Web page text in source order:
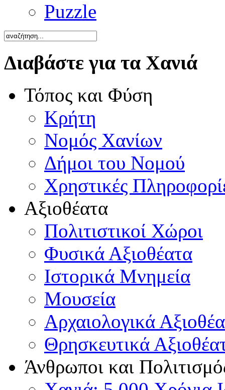
Puzzle
Διαβάστε για τα Χανιά
Τόπος και Φύση
Κρήτη
Νομός Χανίων
Δήμοι του Νομού
Χρηστικές
Αξιοθέατα
Πολιτιστικοί Χώροι
Φυσικά Αξιοθέατα
Ιστορικά Μνημεία
Μουσεία
Αρχαιολογικά
Θρησκευτικά
Άνθρωποι και